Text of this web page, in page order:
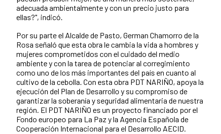
adecuada ambientalmente y con un precio justo para
ellas?", indicó.
Por su parte el Alcalde de Pasto, German Chamorro de la
Rosa señaló que esta obra le cambia la vida a hombres y
mujeres comprometidos con el cuidado del medio
ambiente y con la tarea de potenciar al corregimiento
como uno de los más importantes del país en cuanto al
cultivo de la cebolla. Con esta obra PDT NARIÑO, apoya la
ejecución del Plan de Desarrollo y su compromiso de
garantizar la soberanía y seguridad alimentaria de nuestra
región. El PDT NARIÑO es un proyecto financiado por el
Fondo europeo para La Paz y la Agencia Española de
Cooperación Internacional para el Desarrollo AECID.